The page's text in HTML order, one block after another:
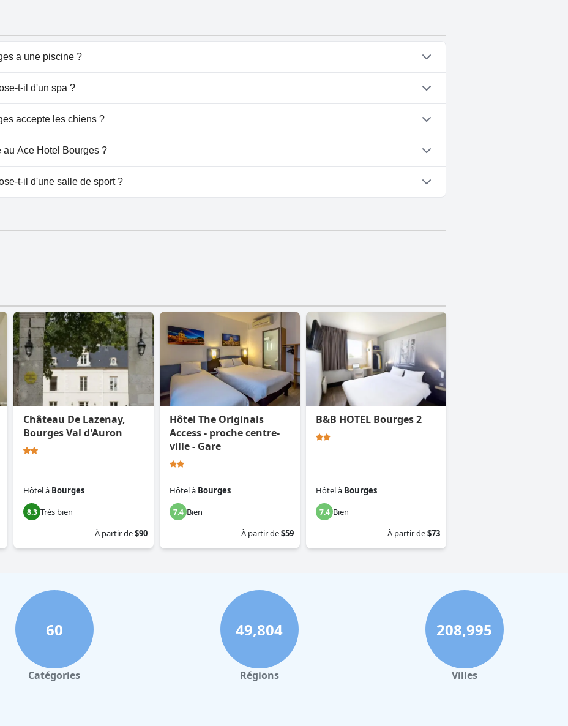
plus pratique pour ranger les affaires comme les poussettes. Toutefois, dans l'ensemble, l'hôtel est
familles qui souhaitent faire une pause pendant leur voyage.
a une piscine ?
pas de piscine.
t-il d'un spa ?
Hotel Bourges.
accepte les chiens ?
pas les chiens.
Ace Hotel Bourges ?
à Ace Hotel Bourges.
t-il d'une salle de sport ?
Château De Lazenay,
Bourges Val d'Auron
Hôtelà Bourges
8.3 Très bien
À partir de$90
Hôtel The Originals
Access - proche centre-
ville - Gare
Hôtelà Bourges
7.4 Bien
À partir de$59
B&B HOTEL Bourges 2
Hôtelà Bourges
7.4 Bien
À partir de$73
60
Catégories
49,804
Régions
208,995
Villes